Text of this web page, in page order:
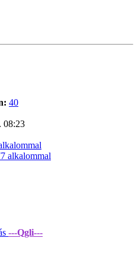
40
08:23
alkalommal
---Qgli---